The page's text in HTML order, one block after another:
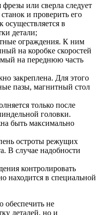
или сверла следует
и проверить его
осуществляется в
детали;
ограждения. К ним
на коробке скоростей
на переднюю часть
закреплена. Для этого
пазы, магнитный стол
только после
головки.
быть максимально
остроты режущих
В случае надобности
контролировать
находится в специальной
обеспечить не
деталей, но и